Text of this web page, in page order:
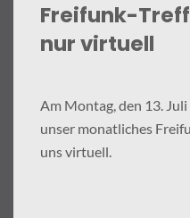
Freifunk-
nur virtuell
Am Montag, den 13.
unser monatliches
uns virtuell.